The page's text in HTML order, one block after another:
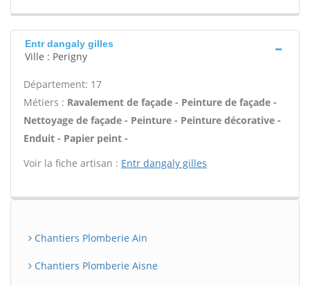
Entr dangaly gilles
Ville : Perigny
Département: 17
Métiers : Ravalement de façade - Peinture de façade -
Nettoyage de façade - Peinture - Peinture décorative -
Enduit - Papier peint -
Voir la fiche artisan : Entr dangaly gilles
Chantiers Plomberie Ain
Chantiers Plomberie Aisne